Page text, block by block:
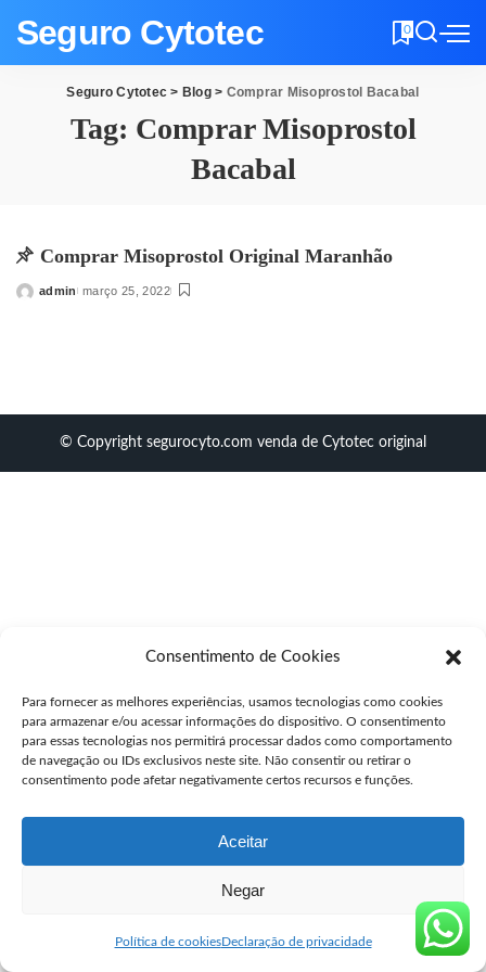
Consentimento de Cookies
Para fornecer as melhores experiências, usamos tecnologias como cookies
para armazenar e/ou acessar informações do dispositivo. O consentimento
para essas tecnologias nos permitirá processar dados como comportamento
de navegação ou IDs exclusivos neste site. Não consentir ou retirar o
consentimento pode afetar negativamente certos recursos e funções.
Aceitar
Negar
Política de cookiesDeclaração de privacidade
Seguro Cytotec 0
Seguro Cytotec > Blog> Comprar Misoprostol Bacabal
Tag: Comprar Misoprostol
Bacabal
Comprar Misoprostol Original Maranhão
Posted
admin março 25, 2022
© Copyright segurocyto.com venda de Cytotec original